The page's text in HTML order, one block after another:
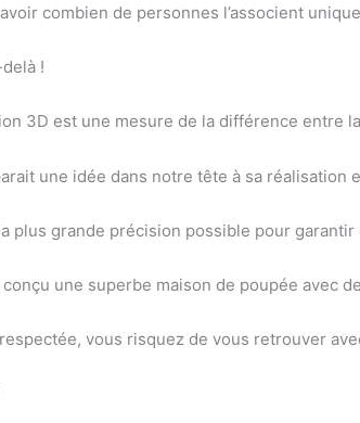
combien de personnes l’associent
!
3D est une mesure de la différence entre
une idée dans notre tête à sa réalisation
plus grande précision possible pour
une superbe maison de poupée avec
vous risquez de vous retrouver